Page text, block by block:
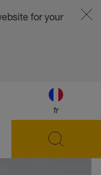
fr
for your